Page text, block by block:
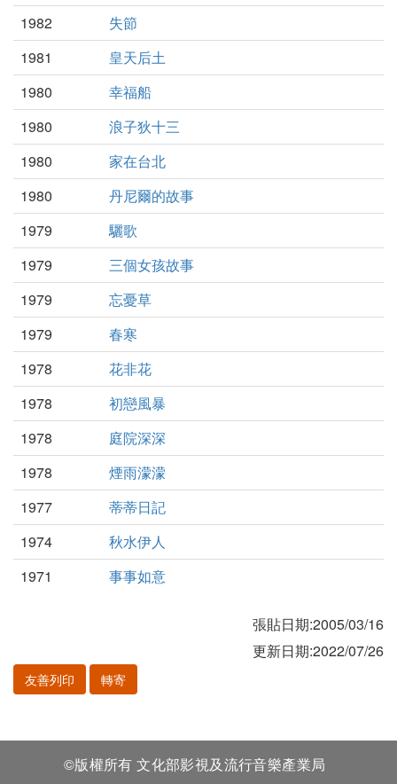
1982
失節
1981
皇天后土
1980
幸福船
1980
浪子狄十三
1980
家在台北
1980
丹尼爾的故事
1979
驪歌
1979
三個女孩故事
1979
忘憂草
1979
春寒
1978
花非花
1978
初戀風暴
1978
庭院深深
1978
煙雨濛濛
1977
蒂蒂日記
1974
秋水伊人
1971
事事如意
張貼日期:2005/03/16
更新日期:2022/07/26
友善列印 轉寄
©版權所有 文化部影視及流行音樂產業局